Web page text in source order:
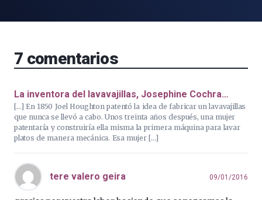
7 comentarios
La inventora del lavavajillas, Josephine Cochra…
[…] En 1850 Joel Houghton patentó la idea de fabricar un lavavajillas
que nunca se llevó a cabo. Unos treinta años después, una mujer
patentaría y construiría ella misma la primera máquina para lavar
platos de manera mecánica. Esa mujer […]
tere valero geira 09/01/2016